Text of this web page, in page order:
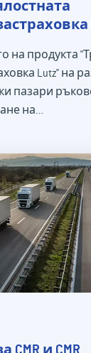
на продукта
Lutz" на
пазари
на…
и CMR